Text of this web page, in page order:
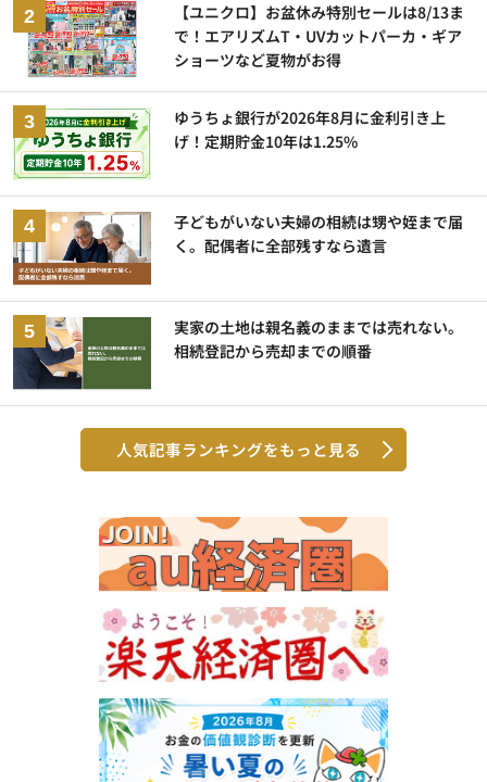
【ユニクロ】お盆休み特別セールは8/13ま
で！エアリズムT・UVカットパーカ・ギア
ショーツなど夏物がお得
ゆうちょ銀行が2026年8月に金利引き上
げ！定期貯金10年は1.25%
子どもがいない夫婦の相続は甥や姪まで届
く。配偶者に全部残すなら遺言
実家の土地は親名義のままでは売れない。
相続登記から売却までの順番
人気記事ランキングをもっと見る